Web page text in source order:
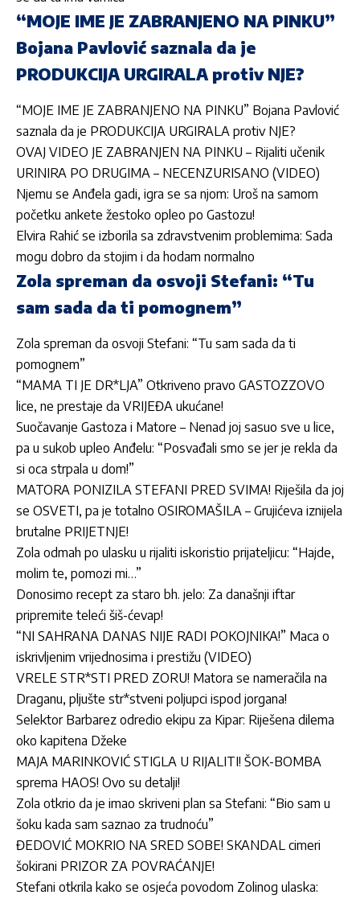
“MOJE IME JE ZABRANJENO NA PINKU”
Bojana Pavlović saznala da je
PRODUKCIJA URGIRALA protiv NJE?
“MOJE IME JE ZABRANJENO NA PINKU” Bojana Pavlović
saznala da je PRODUKCIJA URGIRALA protiv NJE?
OVAJ VIDEO JE ZABRANJEN NA PINKU – Rijaliti učenik
URINIRA PO DRUGIMA – NECENZURISANO (VIDEO)
Njemu se Anđela gadi, igra se sa njom: Uroš na samom
početku ankete žestoko opleo po Gastozu!
Elvira Rahić se izborila sa zdravstvenim problemima: Sada
mogu dobro da stojim i da hodam normalno
Zola spreman da osvoji Stefani: “Tu
sam sada da ti pomognem”
Zola spreman da osvoji Stefani: “Tu sam sada da ti
pomognem”
“MAMA TI JE DR*LJA” Otkriveno pravo GASTOZZOVO
lice, ne prestaje da VRIJEĐA ukućane!
Suočavanje Gastoza i Matore – Nenad joj sasuo sve u lice,
pa u sukob upleo Anđelu: “Posvađali smo se jer je rekla da
si oca strpala u dom!”
MATORA PONIZILA STEFANI PRED SVIMA! Riješila da joj
se OSVETI, pa je totalno OSIROMAŠILA – Grujićeva iznijela
brutalne PRIJETNJE!
Zola odmah po ulasku u rijaliti iskoristio prijateljicu: “Hajde,
molim te, pomozi mi…”
Donosimo recept za staro bh. jelo: Za današnji iftar
pripremite teleći šiš-ćevap!
“NI SAHRANA DANAS NIJE RADI POKOJNIKA!” Maca o
iskrivljenim vrijednosima i prestižu (VIDEO)
VRELE STR*STI PRED ZORU! Matora se nameračila na
Draganu, pljušte str*stveni poljupci ispod jorgana!
Selektor Barbarez odredio ekipu za Kipar: Riješena dilema
oko kapitena Džeke
MAJA MARINKOVIĆ STIGLA U RIJALITI! ŠOK-BOMBA
sprema HAOS! Ovo su detalji!
Zola otkrio da je imao skriveni plan sa Stefani: “Bio sam u
šoku kada sam saznao za trudnoću”
ĐEDOVIĆ MOKRIO NA SRED SOBE! SKANDAL cimeri
šokirani PRIZOR ZA POVRAĆANJE!
Stefani otkrila kako se osjeća povodom Zolinog ulaska: